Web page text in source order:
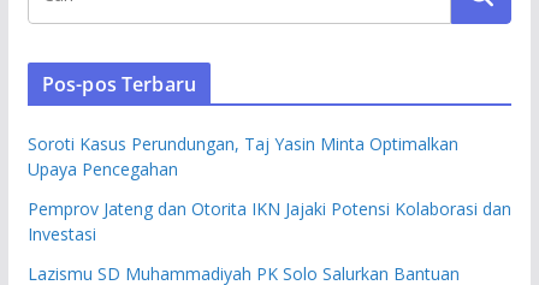
Pos-pos Terbaru
Soroti Kasus Perundungan, Taj Yasin Minta Optimalkan
Upaya Pencegahan
Pemprov Jateng dan Otorita IKN Jajaki Potensi Kolaborasi dan
Investasi
Lazismu SD Muhammadiyah PK Solo Salurkan Bantuan